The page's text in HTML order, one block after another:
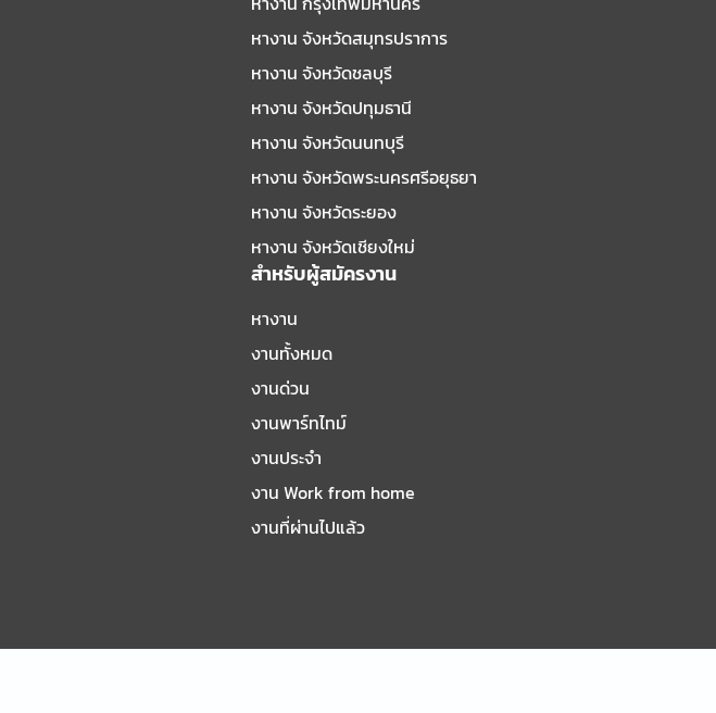
หางาน จังหวัดสมุทรปราการ
หางาน จังหวัดชลบุรี
หางาน จังหวัดปทุมธานี
หางาน จังหวัดนนทบุรี
หางาน จังหวัดพระนครศรีอยุธยา
หางาน จังหวัดระยอง
หางาน จังหวัดเชียงใหม่
สำหรับผู้สมัครงาน
หางาน
งานทั้งหมด
งานด่วน
งานพาร์ทไทม์
งานประจำ
งาน Work from home
งานที่ผ่านไปแล้ว